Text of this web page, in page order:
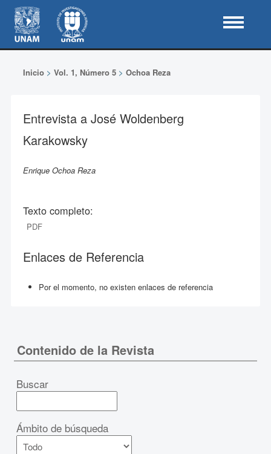
Inicio> Vol. 1, Número 5> Ochoa Reza
Entrevista a José Woldenberg
Karakowsky
Enrique Ochoa Reza
Texto completo:
PDF
Enlaces de Referencia
Por el momento, no existen enlaces de referencia
Contenido de la Revista
Buscar
Ámbito de búsqueda